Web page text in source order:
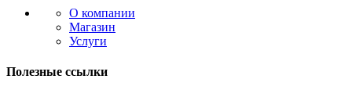
О компании
Магазин
Услуги
Полезные ссылки